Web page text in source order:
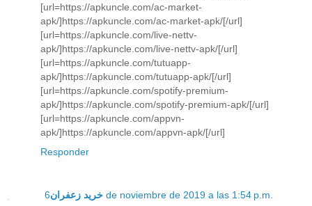
[url=https://apkuncle.com/ac-market-
apk/]https://apkuncle.com/ac-market-apk/[/url]
[url=https://apkuncle.com/live-nettv-
apk/]https://apkuncle.com/live-nettv-apk/[/url]
[url=https://apkuncle.com/tutuapp-
apk/]https://apkuncle.com/tutuapp-apk/[/url]
[url=https://apkuncle.com/spotify-premium-
apk/]https://apkuncle.com/spotify-premium-apk/[/url]
[url=https://apkuncle.com/appvn-
apk/]https://apkuncle.com/appvn-apk/[/url]
Responder
خرید زعفران 6 de noviembre de 2019 a las 1:54 p.m.